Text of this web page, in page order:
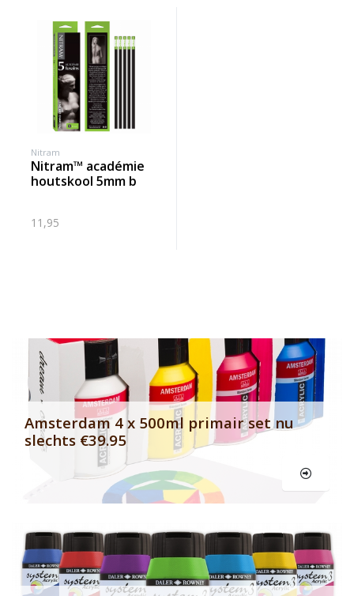
Nitram
nitram™ académie
houtskool 5mm b
11,95
Banner row 2
Amsterdam 4 x 500ml primair set nu
slechts €39.95